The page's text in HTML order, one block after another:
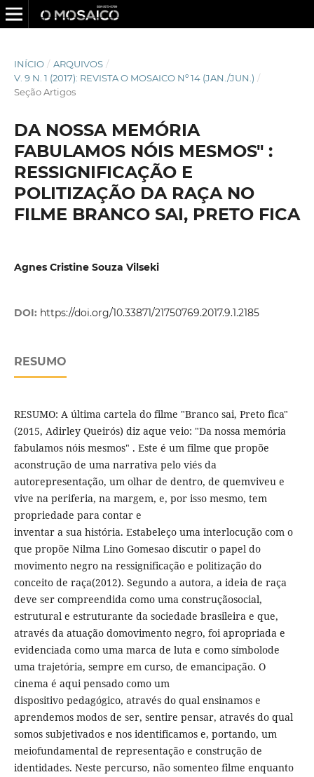
INÍCIO / ARQUIVOS /
V. 9 N. 1 (2017): REVISTA O MOSAICO Nº 14 (JAN./JUN.) /
Seção Artigos
DA NOSSA MEMÓRIA
FABULAMOS NÓIS MESMOS" :
RESSIGNIFICAÇÃO E
POLITIZAÇÃO DA RAÇA NO
FILME BRANCO SAI, PRETO FICA
Agnes Cristine Souza Vilseki
DOI: https://doi.org/10.33871/21750769.2017.9.1.2185
RESUMO
RESUMO: A última cartela do filme "Branco sai, Preto fica"
(2015, Adirley Queirós) diz aque veio: "Da nossa memória
fabulamos nóis mesmos" . Este é um filme que propõe
aconstrução de uma narrativa pelo viés da
autorepresentação, um olhar de dentro, de quemviveu e
vive na periferia, na margem, e, por isso mesmo, tem
propriedade para contar e
inventar a sua história. Estabeleço uma interlocução com o
que propõe Nilma Lino Gomesao discutir o papel do
movimento negro na ressignificação e politização do
conceito de raça(2012). Segundo a autora, a ideia de raça
deve ser compreendida como uma construçãosocial,
estrutural e estruturante da sociedade brasileira e que,
através da atuação domovimento negro, foi apropriada e
evidenciada como uma marca de luta e como sí­mbolode
uma trajetória, sempre em curso, de emancipação. O
cinema é aqui pensado como um
dispositivo pedagógico, através do qual ensinamos e
aprendemos modos de ser, sentire pensar, através do qual
somos subjetivados e nos identificamos e, portando, um
meiofundamental de representação e construção de
identidades. Neste percurso, não somenteo filme enquanto